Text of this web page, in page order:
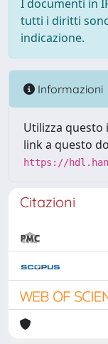
I documenti in
tutti i diritti
indicazione.
Informazioni
Utilizza
link a questo
https://
Citazioni